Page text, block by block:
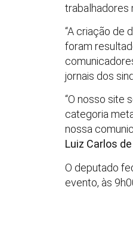
trabalhadores
“A criação de
foram
jornais dos
“O nosso site
categoria
nossa
Luiz Carlos
O deputado
evento, às